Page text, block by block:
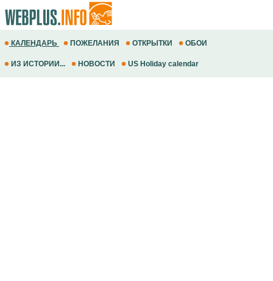
КАЛЕНДАРЬ ПОЖЕЛАНИЯ ОТКРЫТКИ ОБОИ
ИЗ ИСТОРИИ... НОВОСТИ US Holiday calendar